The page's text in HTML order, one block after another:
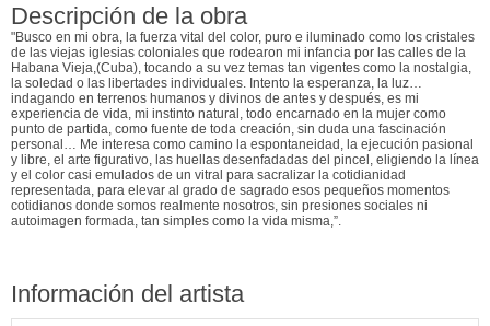
Descripción de la obra
"Busco en mi obra, la fuerza vital del color, puro e iluminado como los cristales
de las viejas iglesias coloniales que rodearon mi infancia por las calles de la
Habana Vieja,(Cuba), tocando a su vez temas tan vigentes como la nostalgia,
la soledad o las libertades individuales. Intento la esperanza, la luz…
indagando en terrenos humanos y divinos de antes y después, es mi
experiencia de vida, mi instinto natural, todo encarnado en la mujer como
punto de partida, como fuente de toda creación, sin duda una fascinación
personal… Me interesa como camino la espontaneidad, la ejecución pasional
y libre, el arte figurativo, las huellas desenfadadas del pincel, eligiendo la línea
y el color casi emulados de un vitral para sacralizar la cotidianidad
representada, para elevar al grado de sagrado esos pequeños momentos
cotidianos donde somos realmente nosotros, sin presiones sociales ni
autoimagen formada, tan simples como la vida misma,”.
Información del artista